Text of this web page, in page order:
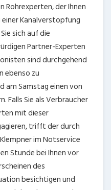
Rohrexperten, der Ihnen
Kanalverstopfung
sich auf die
Partner-Experten
sind durchgehend
ebenso zu
Samstag einen von
Falls Sie als Verbraucher
mit dieser
trifft der durch
im Notservice
Stunde bei Ihnen vor
des
besichtigen und